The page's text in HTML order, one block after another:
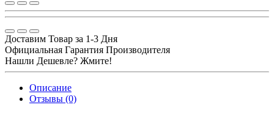
Доставим Товар за 1-3 Дня
Официальная Гарантия Производителя
Нашли Дешевле? Жмите!
Описание
Отзывы (0)